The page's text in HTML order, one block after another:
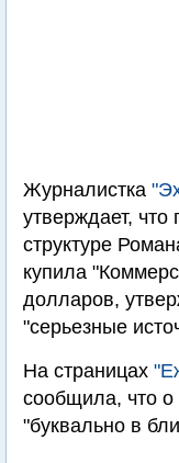
Журналистка
утверждает, что
структуре
купила
долларов,
"серьезные
На страницах
сообщила, что о
"буквально в